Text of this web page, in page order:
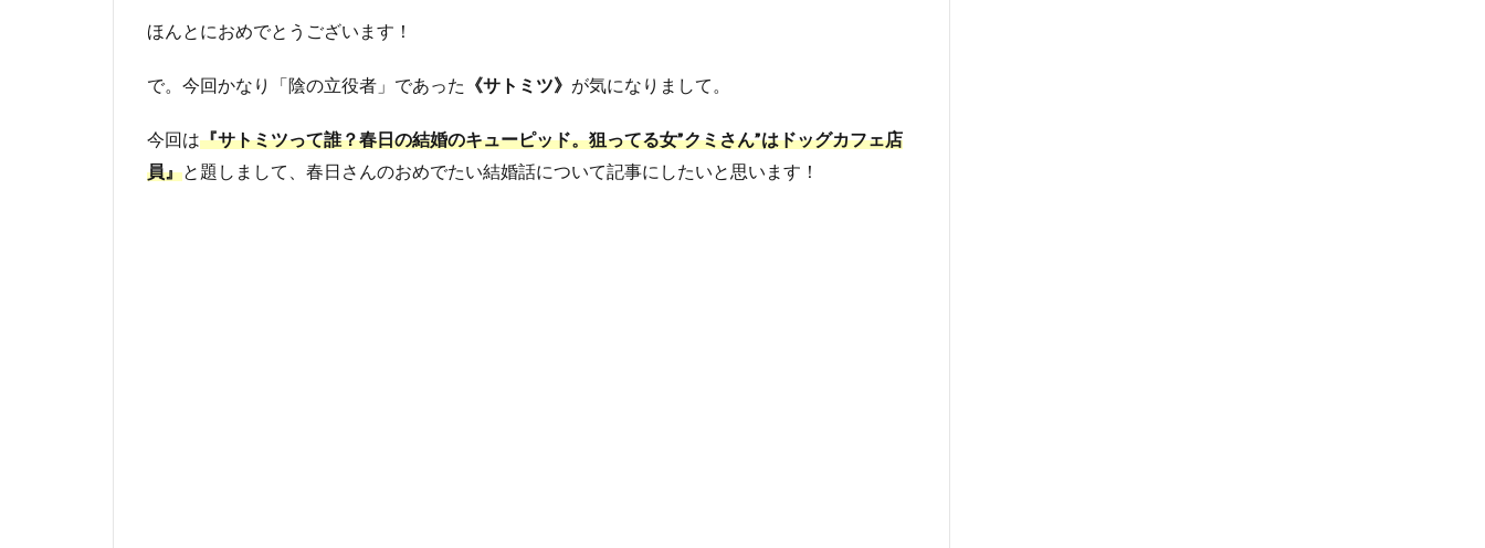
ほんとにおめでとうございます！
で。今回かなり「陰の立役者」であった 《サトミツ》 が気になりまして。
今回は『サトミツって誰？春日の結婚のキューピッド。狙ってる女”クミさん”はドッグカフェ店
員』と題しまして、春日さんのおめでたい結婚話について記事にしたいと思います！